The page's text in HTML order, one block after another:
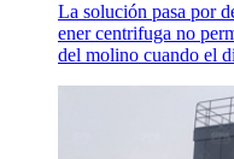
La solución pasa por
ener centrifuga no
del molino cuando el